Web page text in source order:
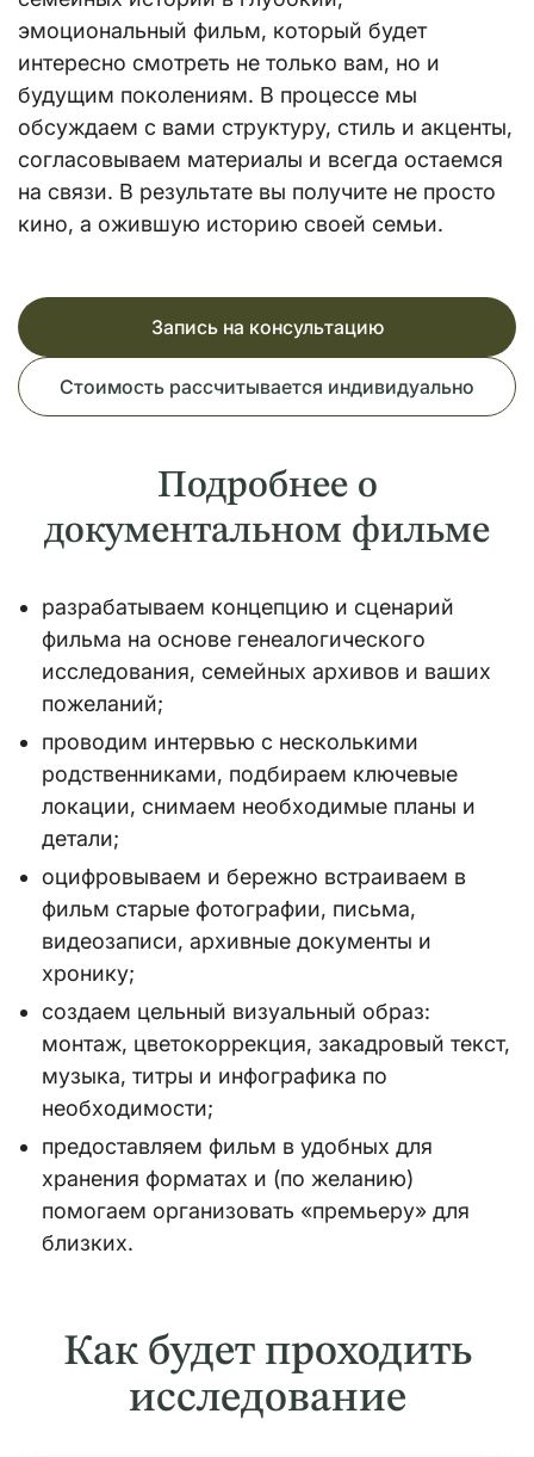
эмоциональный фильм, который будет
интересно смотреть не только вам, но и
будущим поколениям. В процессе мы
обсуждаем с вами структуру, стиль и акценты,
согласовываем материалы и всегда остаемся
на связи. В результате вы получите не просто
кино, а ожившую историю своей семьи.
Запись на консультацию
Стоимость рассчитывается индивидуально
Подробнее о
документальном фильме
разрабатываем концепцию и сценарий
фильма на основе генеалогического
исследования, семейных архивов и ваших
пожеланий;
проводим интервью с несколькими
родственниками, подбираем ключевые
локации, снимаем необходимые планы и
детали;
оцифровываем и бережно встраиваем в
фильм старые фотографии, письма,
видеозаписи, архивные документы и
хронику;
создаем цельный визуальный образ:
монтаж, цветокоррекция, закадровый текст,
музыка, титры и инфографика по
необходимости;
предоставляем фильм в удобных для
хранения форматах и (по желанию)
помогаем организовать «премьеру» для
близких.
Как будет проходить
исследование